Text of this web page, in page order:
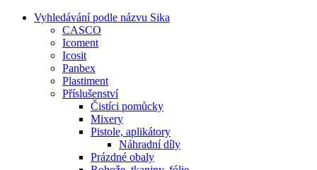
Vyhledávání podle názvu Sika
CASCO
Icoment
Icosit
Panbex
Plastiment
Příslušenství
Čistíci pomůcky
Mixery
Pistole, aplikátory
Náhradní díly
Prázdné obaly